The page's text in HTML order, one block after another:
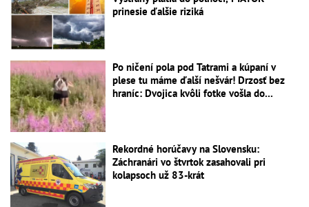
prinesie ďalšie riziká
Po ničení pola pod Tatrami a kúpaní v
plese tu máme ďalší nešvár! Drzosť bez
hraníc: Dvojica kvôli fotke vošla do...
Rekordné horúčavy na Slovensku:
Záchranári vo štvrtok zasahovali pri
kolapsoch už 83-krát